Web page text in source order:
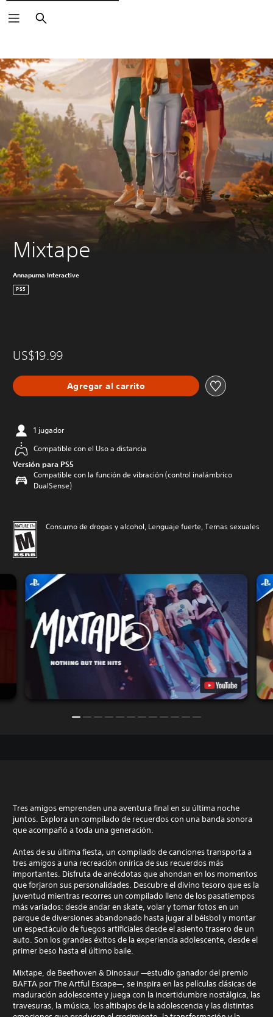
Buscar
Mixtape
Annapurna Interactive
PS5
US$19.99
Agregar al carrito
1 jugador
Compatible con el Uso a distancia
Versión para PS5
Compatible con la función de vibración (control inalámbrico
DualSense)
Consumo de drogas y alcohol, Lenguaje fuerte, Temas sexuales
Tres amigos emprenden una aventura final en su última noche
juntos. Explora un compilado de recuerdos con una banda sonora
que acompañó a toda una generación.
Antes de su última fiesta, un compilado de canciones transporta a
tres amigos a una recreación onírica de sus recuerdos más
importantes. Disfruta de anécdotas que ahondan en los momentos
que forjaron sus personalidades. Descubre el divino tesoro que es la
juventud mientras recorres un compilado lleno de los pasatiempos
más variados: desde andar en skate, volar y tomar fotos en un
parque de diversiones abandonado hasta jugar al béisbol y montar
un espectáculo de fuegos artificiales desde el asiento trasero de un
auto. Son los grandes éxitos de la experiencia adolescente, desde el
primer beso hasta el último baile.
Mixtape, de Beethoven & Dinosaur —estudio ganador del premio
BAFTA por The Artful Escape—, se inspira en las películas clásicas de
maduración adolescente y juega con la incertidumbre nostálgica, las
travesuras, la música, los altibajos de la adolescencia y las distintas